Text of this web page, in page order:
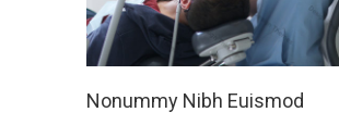
Nonummy Nibh Euismod